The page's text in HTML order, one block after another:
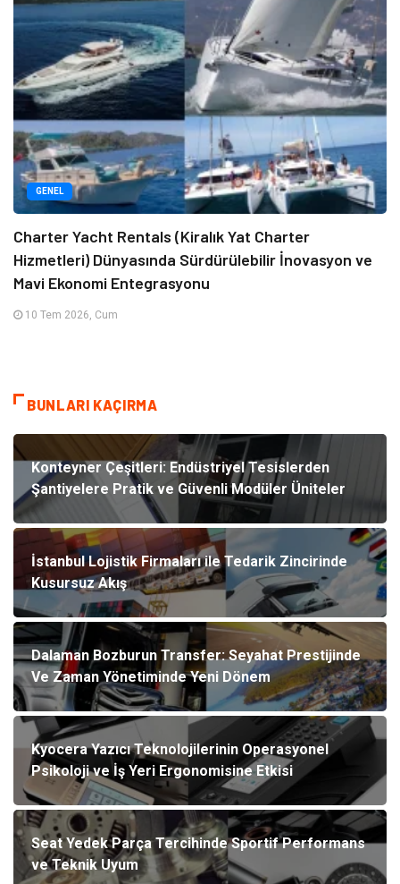
GENEL
Charter Yacht Rentals (Kiralık Yat Charter
Hizmetleri) Dünyasında Sürdürülebilir İnovasyon ve
Mavi Ekonomi Entegrasyonu
10 Tem 2026, Cum
BUNLARI KAÇIRMA
Konteyner Çeşitleri: Endüstriyel Tesislerden
Şantiyelere Pratik ve Güvenli Modüler Üniteler
İstanbul Lojistik Firmaları ile Tedarik Zincirinde
Kusursuz Akış
Dalaman Bozburun Transfer: Seyahat Prestijinde
Ve Zaman Yönetiminde Yeni Dönem
Kyocera Yazıcı Teknolojilerinin Operasyonel
Psikoloji ve İş Yeri Ergonomisine Etkisi
Seat Yedek Parça Tercihinde Sportif Performans
ve Teknik Uyum